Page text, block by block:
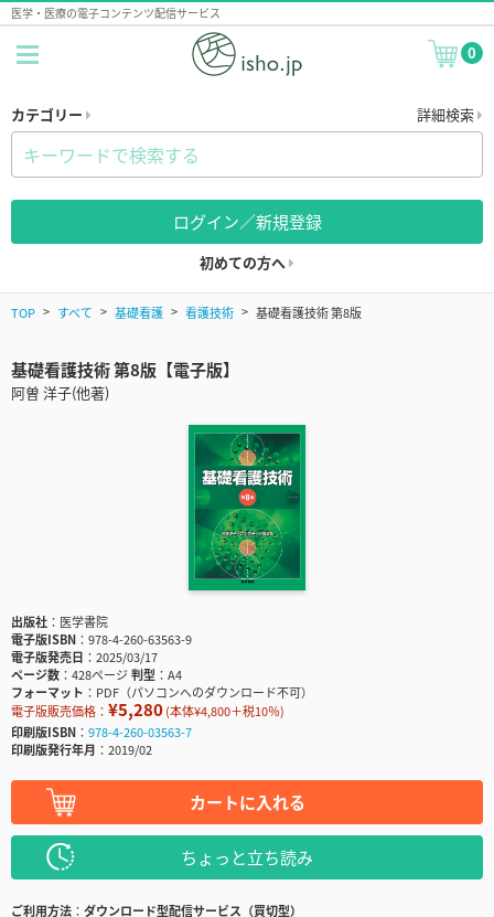
医学・医療の電子コンテンツ配信サービス
0
カテゴリー 詳細検索
ログイン／新規登録
初めての方へ
TOP すべて 基礎看護 看護技術 基礎看護技術 第8版
基礎看護技術 第8版【電子版】
阿曽 洋子(他著)
出版社
医学書院
電子版ISBN
978-4-260-63563-9
電子版発売日
2025/03/17
ページ数
428ページ判型
A4
フォーマット
PDF（パソコンへのダウンロード不可）
電子版販売価格： ¥5,280(本体¥4,800＋税10％)
印刷版ISBN
978-4-260-03563-7
印刷版発行年月
2019/02
カートに入れる
ちょっと立ち読み
ご利用方法
ダウンロード型配信サービス（買切型）